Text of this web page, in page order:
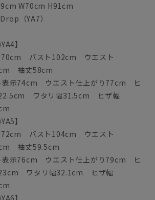
W70cm H91cm
（YA7）
】
70cm バスト102cm ウエスト
袖丈58cm
表示74cm ウエスト仕上がり77cm ヒ
ワタリ幅31.5cm ヒザ幅
】
72cm バスト104cm ウエスト
袖丈59.5cm
表示76cm ウエスト仕上がり79cm ヒ
ワタリ幅32.1cm ヒザ幅